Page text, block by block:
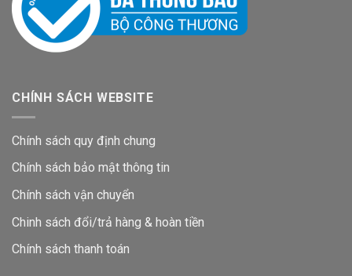
CHÍNH SÁCH WEBSITE
Chính sách quy định chung
Chính sách bảo mật thông tin
Chính sách vận chuyển
Chinh sách đổi/trả hàng & hoàn tiền
Chính sách thanh toán